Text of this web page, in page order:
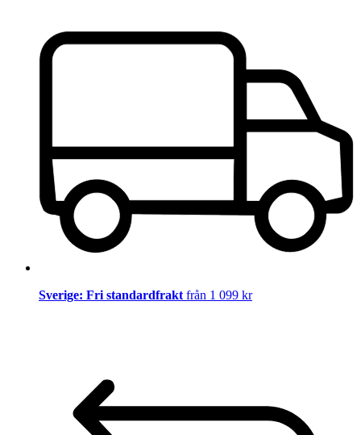
Sverige: Fri standardfrakt från 1 099 kr